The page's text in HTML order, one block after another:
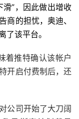
”，因此做出增收
商的担忧，奥迪、
了该平台。
着推特确认该帐户
开启付费制后，还
公司开始了大刀阔